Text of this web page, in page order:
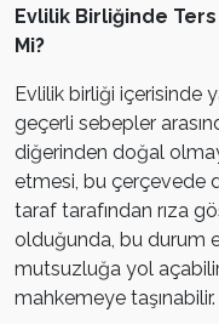
Evlilik Birliğinde
Mi?
Evlilik birliği içerisinde
geçerli sebepler
diğerinden doğal
etmesi, bu çerçevede
taraf tarafından rıza
olduğunda, bu durum
mutsuzluğa yol
mahkemeye taşınabilir.